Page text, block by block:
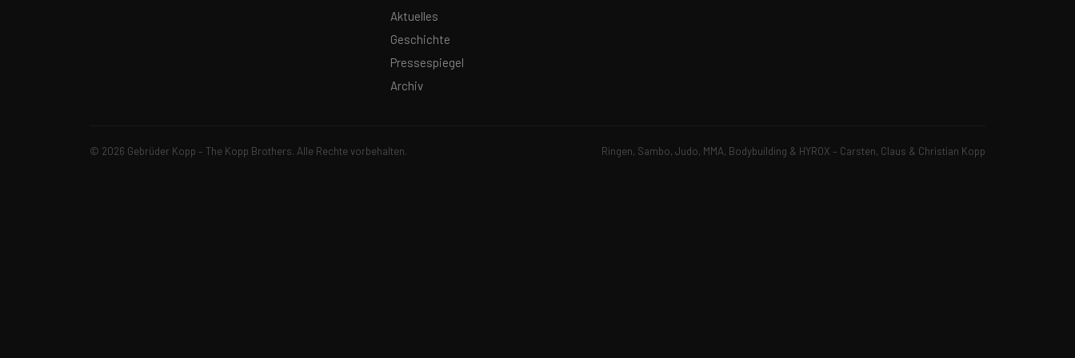
Aktuelles
Geschichte
Pressespiegel
Archiv
© 2026 Gebrüder Kopp – The Kopp Brothers. Alle Rechte vorbehalten. Ringen, Sambo, Judo, MMA, Bodybuilding & HYROX – Carsten, Claus & Christian Kopp